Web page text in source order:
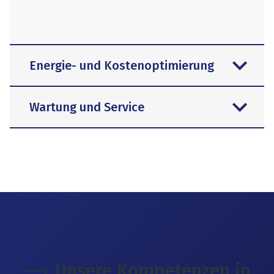
Energie- und Kostenoptimierung
Wartung und Service